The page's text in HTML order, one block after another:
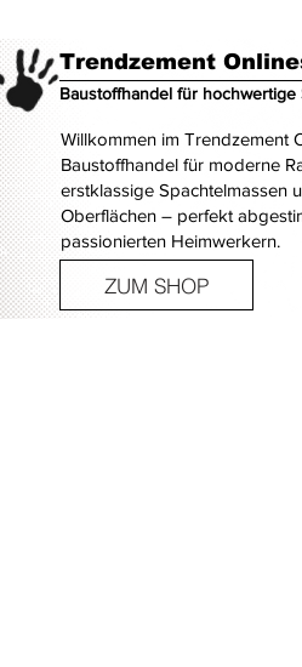
Baustoffhandel für
Trendzement
Willkommen im Trendzement
Baustoffhandel für moderne
erstklassige Spachtelmassen
Oberflächen – perfekt
passionierten Heimwerkern.
ZUM SHOP